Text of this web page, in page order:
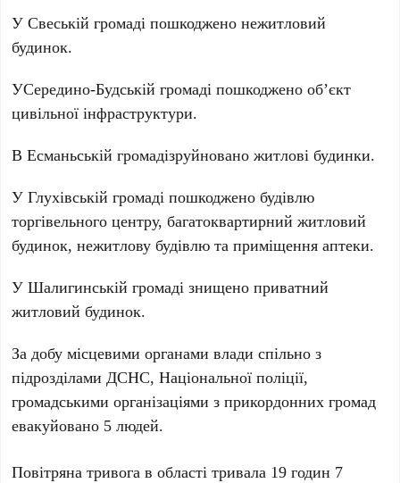
У Свеській громаді пошкоджено нежитловий
будинок.
УСередино-Будській громаді пошкоджено об’єкт
цивільної інфраструктури.
В Есманьській громадізруйновано житлові будинки.
У Глухівській громаді пошкоджено будівлю
торгівельного центру, багатоквартирний житловий
будинок, нежитлову будівлю та приміщення аптеки.
У Шалигинській громаді знищено приватний
житловий будинок.
За добу місцевими органами влади спільно з
підрозділами ДСНС, Національної поліції,
громадськими організаціями з прикордонних громад
евакуйовано 5 людей.
Повітряна тривога в області тривала 19 годин 7